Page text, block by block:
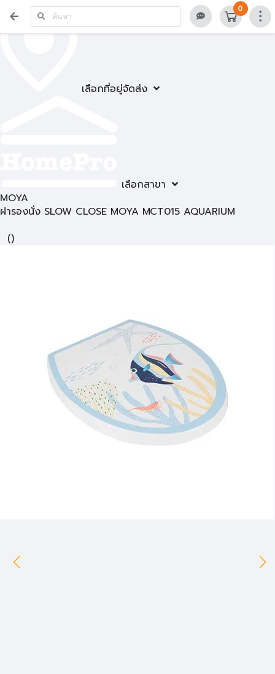
เลือกที่อยู่จัดส่ง
เลือกสาขา
0
MOYA
ฝารองนั่ง SLOW CLOSE MOYA MCT015 AQUARIUM
()